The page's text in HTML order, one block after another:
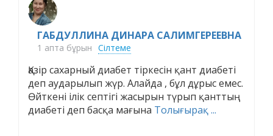
ГАБДУЛЛИНА ДИНАРА САЛИМГЕРЕЕВНА
1 апта бұрын Сілтеме
Қазір сахарный диабет тіркесін қант диабеті
деп аударылып жүр. Алайда , бұл дұрыс емес.
Өйткені ілік септігі жасырын түрып қанттың
диабеті деп басқа мағына Толығырақ ...